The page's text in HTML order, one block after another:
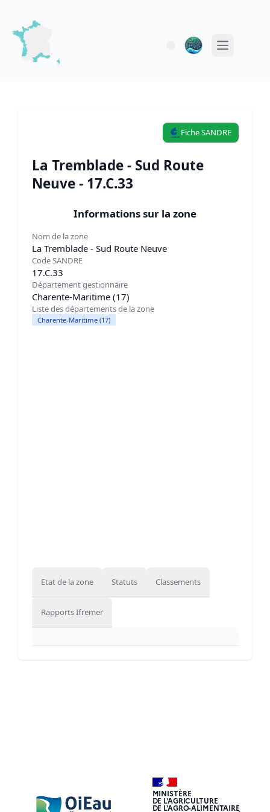
Open main
Fiche SANDRE
La Tremblade - Sud Route
Neuve - 17.C.33
Informations sur la zone
Nom de la zone
La Tremblade - Sud Route Neuve
Code SANDRE
17.C.33
Département gestionnaire
Charente-Maritime (17)
Liste des départements de la zone
Charente-Maritime (17)
Etat de la zone Statuts Classements
Rapports Ifremer
MINISTÈRE
DE L'AGRICULTURE
DE L'AGRO-ALIMENTAIRE